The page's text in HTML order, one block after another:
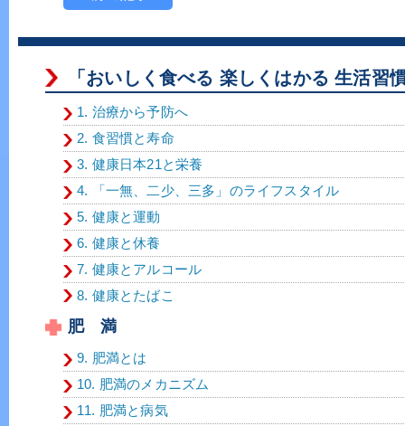
「おいしく食べる 楽しくはかる 生活習
1. 治療から予防へ
2. 食習慣と寿命
3. 健康日本21と栄養
4. 「一無、二少、三多」のライフスタイル
5. 健康と運動
6. 健康と休養
7. 健康とアルコール
8. 健康とたばこ
肥 満
9. 肥満とは
10. 肥満のメカニズム
11. 肥満と病気